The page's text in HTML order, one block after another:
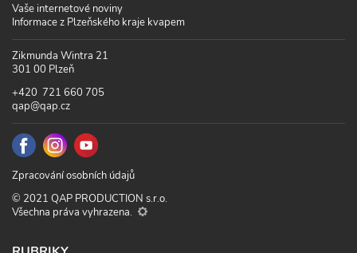
Vaše internetové noviny
Informace z Plzeňského kraje kvapem
Zikmunda Wintra 21
301 00 Plzeň
+420 721 660 705
qap@qap.cz
Zpracování osobních údajů
© 2021 QAP PRODUCTION s.r.o.
Všechna práva vyhrazena.